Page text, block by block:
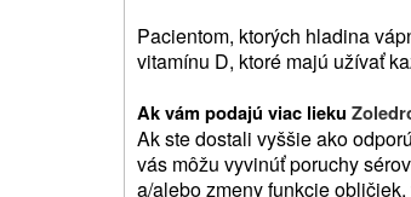
Pacientom, ktorých hladina
vitamínu D, ktoré majú užívať
Ak vám podajú viac lieku
Ak ste dostali vyššie ako
vás môžu vyvinúť poruchy
a/alebo zmeny funkcie